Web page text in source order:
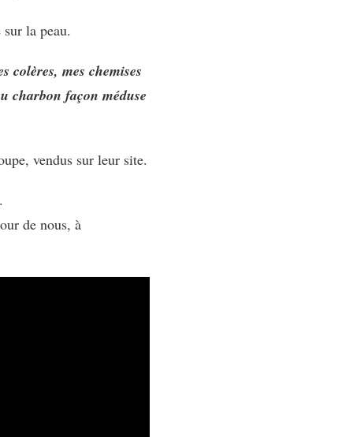
la peau.
colères, mes chemises
charbon façon méduse
vendus sur leur site.
de nous, à